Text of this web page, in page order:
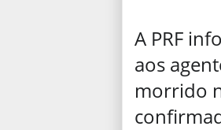
A PRF
aos
morrido